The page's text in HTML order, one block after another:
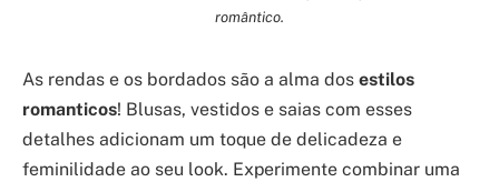
romântico.
As rendas e os bordados são a alma dos estilos
romanticos! Blusas, vestidos e saias com esses
detalhes adicionam um toque de delicadeza e
feminilidade ao seu look. Experimente combinar uma